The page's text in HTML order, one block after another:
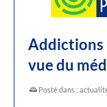
Addictions
vue du
Posté dans :